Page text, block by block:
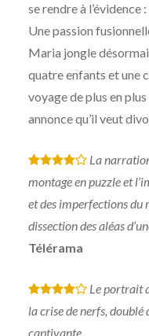
se rendre à l’évidence
Une passion
Maria jongle
quatre enfants et une
voyage de plus en
annonce qu’il veut
* * * *
La
montage en puzzle et
et des imperfections du
dissection des aléas
Télérama
* * * *
Le portrait
la crise de nerfs,
captivante.